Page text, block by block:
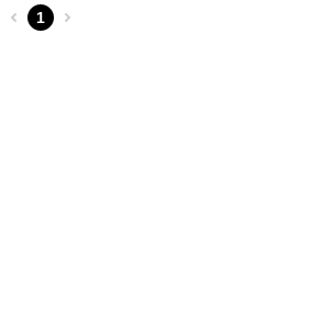
1